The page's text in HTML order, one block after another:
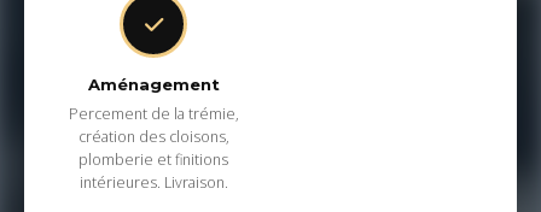
Aménagement
Percement de la trémie,
création des cloisons,
plomberie et finitions
intérieures. Livraison.